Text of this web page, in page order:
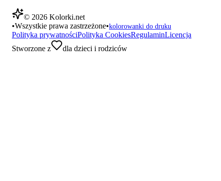
© 2026 Kolorki.net
•Wszystkie prawa zastrzeżone•kolorowanki do druku
Polityka prywatnościPolityka CookiesRegulaminLicencja
Stworzone z
dla dzieci i rodziców